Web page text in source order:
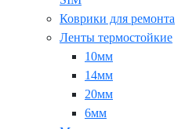
Коврики для ремонта
Ленты термостойкие
10мм
14мм
20мм
6мм